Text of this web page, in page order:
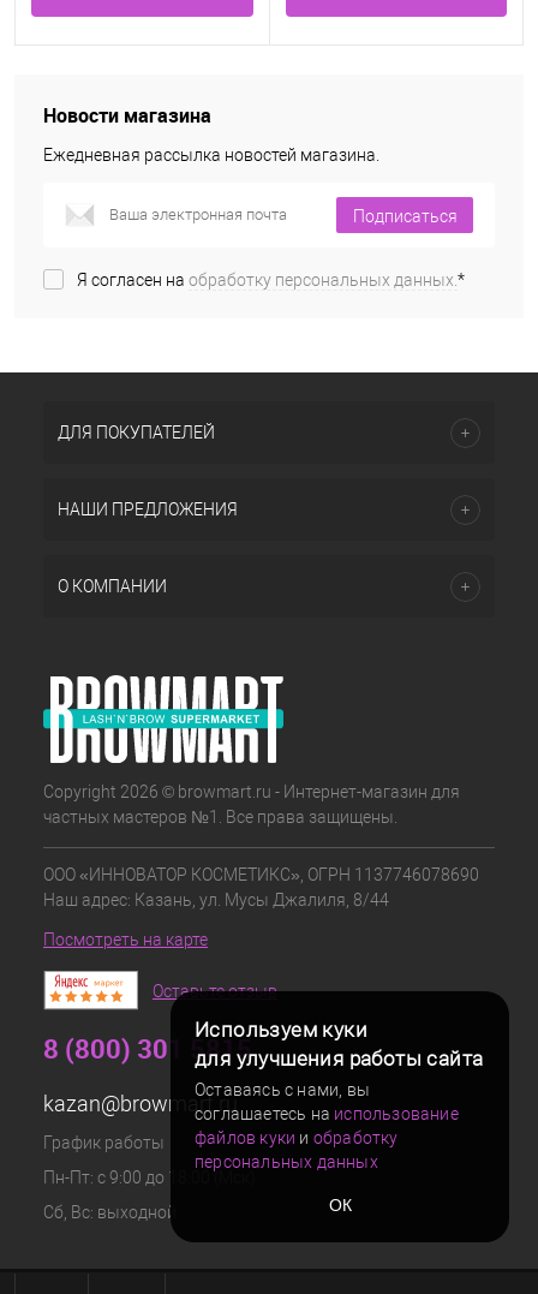
Новости магазина
Ежедневная рассылка новостей магазина.
Подписаться
Я согласен на обработку персональных данных. *
Используем куки
для улучшения работы сайта
Оставаясь с нами, вы
соглашаетесь на использование
файлов куки и обработку
персональных данных
ОК
ДЛЯ ПОКУПАТЕЛЕЙ
НАШИ ПРЕДЛОЖЕНИЯ
О КОМПАНИИ
Copyright 2026 © browmart.ru - Интернет-магазин для
частных мастеров №1. Все права защищены.
ООО «ИННОВАТОР КОСМЕТИКС», ОГРН 1137746078690
Наш адрес: Казань, ул. Мусы Джалиля, 8/44
Посмотреть на карте
Оставьте отзыв
8 (800) 301 5815
kazan@browmart.ru
График работы
Пн-Пт: с 9:00 до 18:00 (Мск)
Сб, Вс: выходной